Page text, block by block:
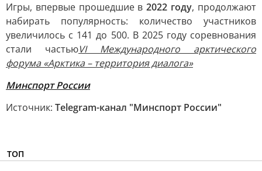
Игры, впервые прошедшие в2022 году, продолжают
набирать популярность: количество участников
увеличилось с 141 до 500. В 2025 году соревнования
стали частьюVI Международного арктического
форума «Арктика – территория диалога»
Минспорт России
Источник: Telegram-канал "Минспорт России"
ТОП